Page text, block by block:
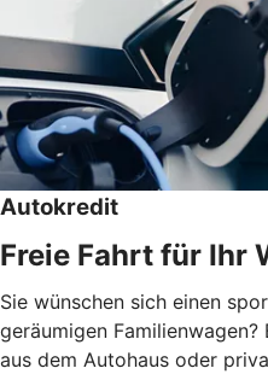
Autokredit
Freie Fahrt für Ihr
Sie wünschen sich einen
geräumigen
aus dem Autohaus oder